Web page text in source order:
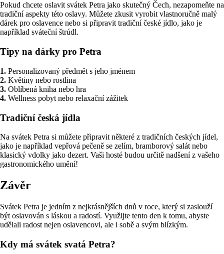
Pokud chcete oslavit svátek Petra jako skutečný Čech, nezapomeňte na
tradiční aspekty této oslavy. Můžete zkusit vyrobit vlastnoručně malý
dárek pro oslavence nebo si připravit tradiční české jídlo, jako je
například sváteční štrúdl.
Tipy na dárky pro Petra
1. Personalizovaný předmět s jeho jménem
2. Květiny nebo rostlina
3. Oblíbená kniha nebo hra
4. Wellness pobyt nebo relaxační zážitek
Tradiční česká jídla
Na svátek Petra si můžete připravit některé z tradičních českých jídel,
jako je například vepřová pečeně se zelím, bramborový salát nebo
klasický vdolky jako dezert. Vaši hosté budou určitě nadšení z vašeho
gastronomického umění!
Závěr
Svátek Petra je jedním z nejkrásnějších dnů v roce, který si zaslouží
být oslavován s láskou a radostí. Využijte tento den k tomu, abyste
udělali radost nejen oslavencovi, ale i sobě a svým blízkým.
Kdy má svátek svatá Petra?